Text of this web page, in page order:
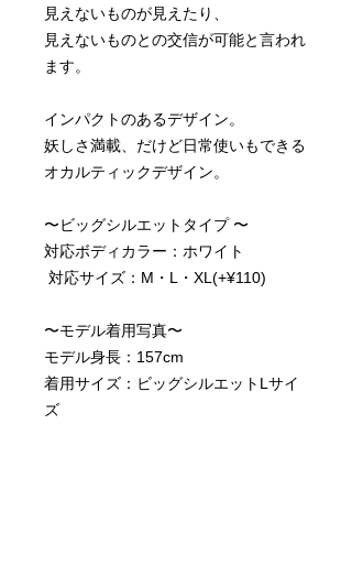
見えないものが見えたり、
見えないものとの交信が可能と言われ
ます。
インパクトのあるデザイン。
妖しさ満載、だけど日常使いもできる
オカルティックデザイン。
〜ビッグシルエットタイプ 〜
対応ボディカラー：ホワイト
対応サイズ：M・L・XL(+¥110)
〜モデル着用写真〜
モデル身長：157cm
着用サイズ：ビッグシルエットLサイ
ズ